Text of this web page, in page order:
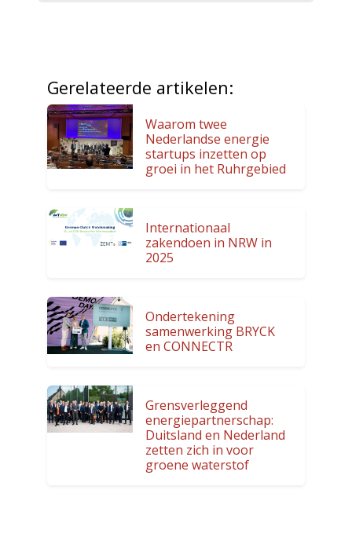
Gerelateerde artikelen:
Waarom twee
Nederlandse energie
startups inzetten op
groei in het Ruhrgebied
Internationaal
zakendoen in NRW in
2025
Ondertekening
samenwerking BRYCK
en CONNECTR
Grensverleggend
energiepartnerschap:
Duitsland en Nederland
zetten zich in voor
groene waterstof